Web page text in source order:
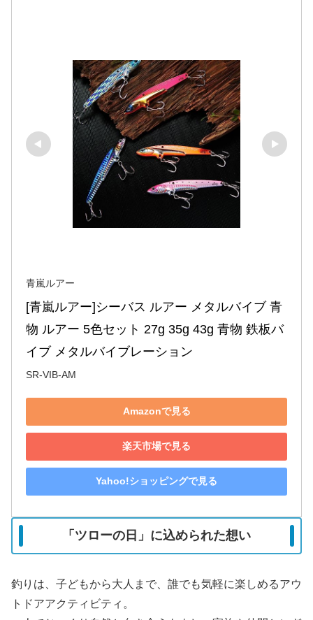
青嵐ルアー
[青嵐ルアー]シーバス ルアー メタルバイブ 青
物 ルアー 5色セット 27g 35g 43g 青物 鉄板バ
イブ メタルバイブレーション
SR-VIB-AM
Amazonで見る
楽天市場で見る
Yahoo!ショッピングで見る
「ツローの日」に込められた想い
釣りは、子どもから大人まで、誰でも気軽に楽しめるアウ
トドアアクティビティ。